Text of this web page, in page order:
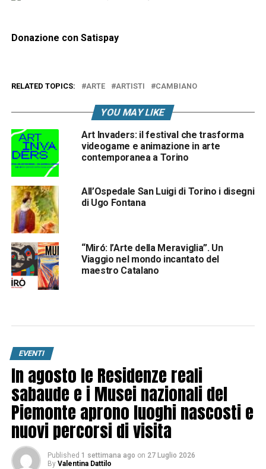
Donazione con Satispay
RELATED TOPICS: ARTE ARTISTI CAMBIANO
YOU MAY LIKE
Art Invaders: il festival che trasforma
videogame e animazione in arte
contemporanea a Torino
All’Ospedale San Luigi di Torino i disegni
di Ugo Fontana
“Miró: l’Arte della Meraviglia”. Un
Viaggio nel mondo incantato del
maestro Catalano
EVENTI
In agosto le Residenze reali
sabaude e i Musei nazionali del
Piemonte aprono luoghi nascosti e
nuovi percorsi di visita
Published 1 settimana ago on 27 Luglio 2026
By Valentina Dattilo